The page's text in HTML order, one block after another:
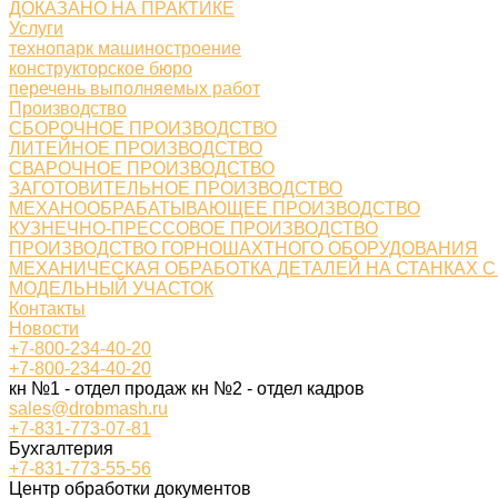
ДОКАЗАНО НА ПРАКТИКЕ
Услуги
технопарк машиностроение
конструкторское бюро
перечень выполняемых работ
Производство
СБОРОЧНОЕ ПРОИЗВОДСТВО
ЛИТЕЙНОЕ ПРОИЗВОДСТВО
СВАРОЧНОЕ ПРОИЗВОДСТВО
ЗАГОТОВИТЕЛЬНОЕ ПРОИЗВОДСТВО
МЕХАНООБРАБАТЫВАЮЩЕЕ ПРОИЗВОДСТВО
КУЗНЕЧНО-ПРЕССОВОЕ ПРОИЗВОДСТВО
ПРОИЗВОДСТВО ГОРНОШАХТНОГО ОБОРУДОВАНИЯ
МЕХАНИЧЕСКАЯ ОБРАБОТКА ДЕТАЛЕЙ НА СТАНКАХ
МОДЕЛЬНЫЙ УЧАСТОК
Контакты
Новости
+7-800-234-40-20
+7-800-234-40-20
кн №1 - отдел продаж кн №2 - отдел кадров
sales@drobmash.ru
+7-831-773-07-81
Бухгалтерия
+7-831-773-55-56
Центр обработки документов